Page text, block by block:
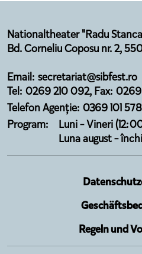
Nationaltheater "Radu
Bd. Corneliu Coposu nr. 2,
Email: secretariat@sibfest.ro
Tel: 0269 210 092, Fax: 0269
Telefon Agenție: 0369 101 578
Program:
Luni - Vineri
Luna august -
Regeln und